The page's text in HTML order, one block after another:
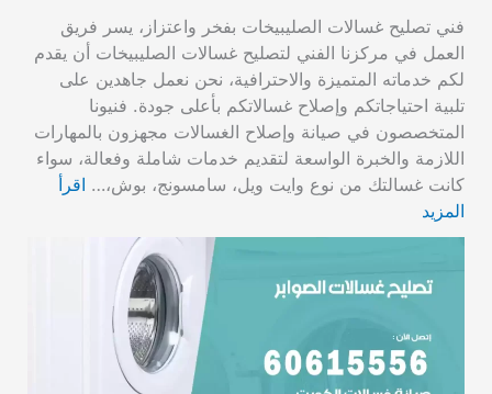
فني تصليح غسالات الصليبيخات بفخر واعتزاز، يسر فريق
العمل في مركزنا الفني لتصليح غسالات الصليبيخات أن يقدم
لكم خدماته المتميزة والاحترافية، نحن نعمل جاهدين على
تلبية احتياجاتكم وإصلاح غسالاتكم بأعلى جودة. فنيونا
المتخصصون في صيانة وإصلاح الغسالات مجهزون بالمهارات
اللازمة والخبرة الواسعة لتقديم خدمات شاملة وفعالة، سواء
كانت غسالتك من نوع وايت ويل، سامسونج، بوش،… اقرأ
المزيد